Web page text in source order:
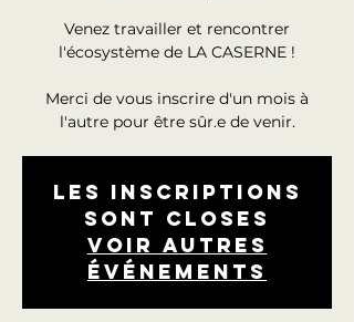
Venez travailler et rencontrer
l'écosystème de LA CASERNE !
Merci de vous inscrire d'un mois à
l'autre pour être sûr.e de venir.
Les inscriptions
sont closes
Voir autres
événements